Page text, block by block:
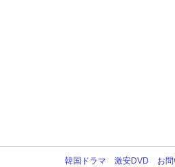
韓国ドラマ 激安DVD
お